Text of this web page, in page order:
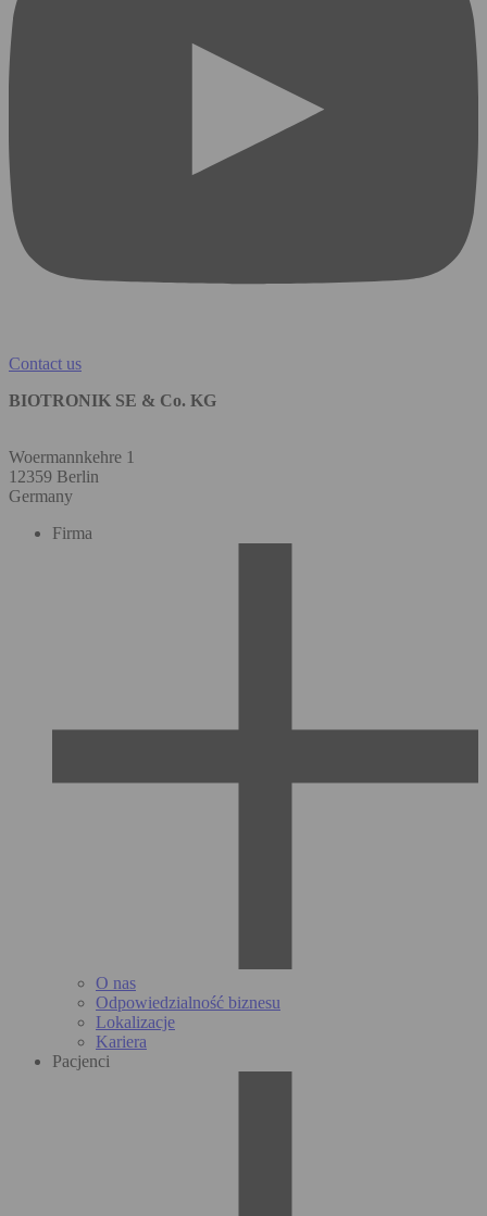
Contact us
BIOTRONIK SE & Co. KG
Woermannkehre 1
12359 Berlin
Germany
Firma
O nas
Odpowiedzialność biznesu
Lokalizacje
Kariera
Pacjenci